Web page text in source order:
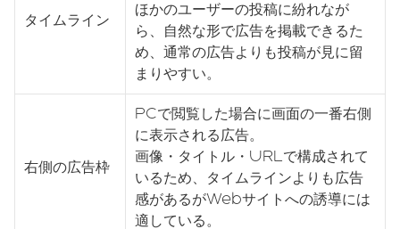
タイムライン
ほかのユーザーの投稿に紛れなが
ら、自然な形で広告を掲載できるた
め、通常の広告よりも投稿が見に留
まりやすい。
右側の広告枠
PCで閲覧した場合に画面の一番右側
に表示される広告。
画像・タイトル・URLで構成されて
いるため、タイムラインよりも広告
感があるがWebサイトへの誘導には
適している。